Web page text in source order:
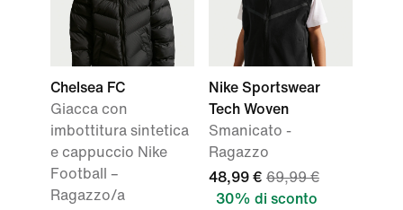
Chelsea FC
Giacca con
imbottitura sintetica
e cappuccio Nike
Football –
Ragazzo/a
Nike Sportswear
Tech Woven
Smanicato -
Ragazzo
48,99 € 69,99 €
30% di sconto